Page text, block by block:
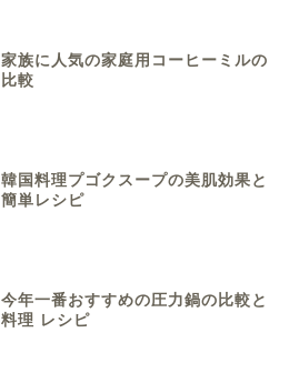
家族に人気の家庭用コーヒーミルの
比較
韓国料理プゴクスープの美肌効果と
簡単レシピ
今年一番おすすめの圧力鍋の比較と
料理 レシピ